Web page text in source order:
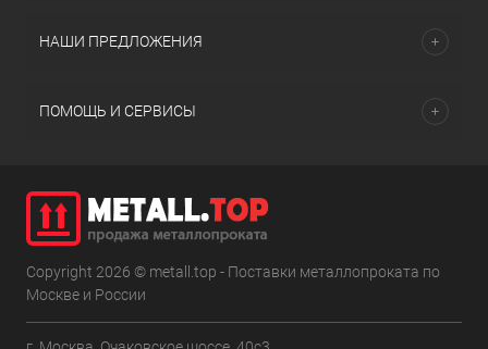
НАШИ ПРЕДЛОЖЕНИЯ
ПОМОЩЬ И СЕРВИСЫ
Copyright 2026 © metall.top - Поставки металлопроката по
Москве и России